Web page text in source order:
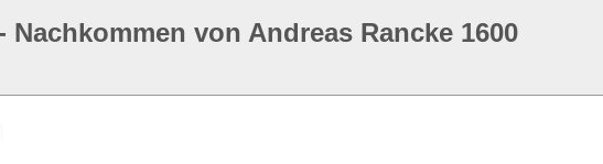
von Andreas Rancke 1600